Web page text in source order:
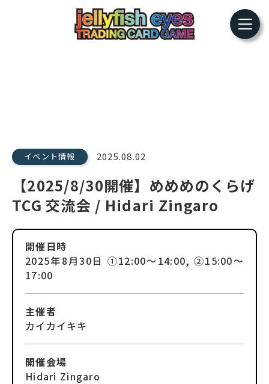
イベント情報 2025.08.02
【2025/8/30開催】めめめのくらげ
TCG 交流会 / Hidari Zingaro
開催日時
2025年8月30日 ①12:00〜14:00, ②15:00〜
17:00
主催者
カイカイキキ
開催会場
Hidari Zingaro